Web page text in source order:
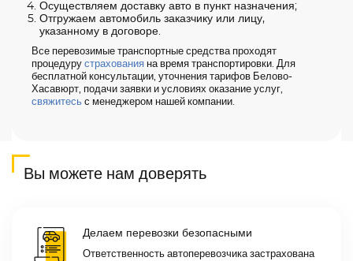
Осуществляем доставку авто в пункт назначения;
Отгружаем автомобиль заказчику или лицу,
указанному в договоре.
Все перевозимые транспортные средства проходят
процедуру страхования на время транспортировки. Для
бесплатной консультации, уточнения тарифов Белово-
Хасавюрт, подачи заявки и условиях оказание услуг,
свяжитесь с менеджером нашей компании.
Вы можете нам доверять
Делаем перевозки безопасными
Ответственность автоперевозчика застрахована